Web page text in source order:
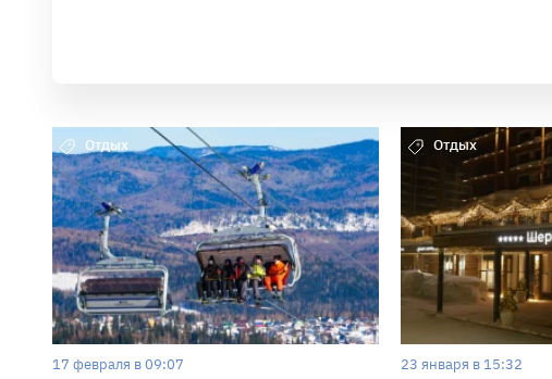
Отдых
17 февраля в 09:07
Отдых
23 января в 15:32